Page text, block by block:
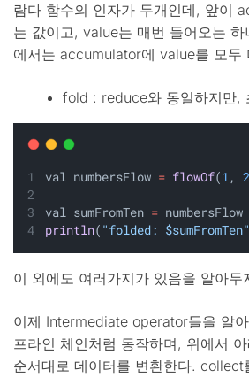
람다 함수의 인자가 두개인데, 앞이
는 값이고, value는 매번 들어오는
에서는 accumulator에 value를 모두
fold : reduce와 동일하지만,
val numbersFlow = flowOf(1 , 2
val sumFromTen =
println( "folded: $sumFromTen"
이 외에도 여러가지가 있음을 알아두
이제 Intermediate operator들을 알
프라인 체인처럼 동작하며, 위에서
순서대로 데이터를 변환한다. collect